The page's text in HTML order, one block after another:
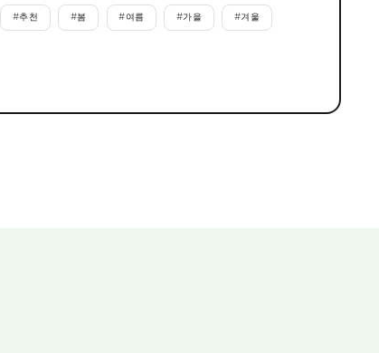
#추천 #봄 #여름 #가을 #겨울